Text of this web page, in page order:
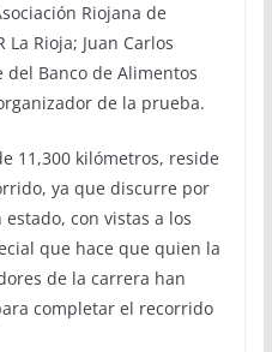
Riojana de
La Rioja; Juan Carlos
Banco de Alimentos
de la prueba.
11,300 kilómetros, reside
ya que discurre por
con vistas a los
que hace que quien la
de la carrera han
completar el recorrido